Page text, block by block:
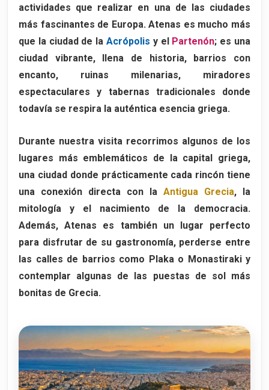
5. Plaza Syntagma
El Parlamento y el cambio de guardia
Hotel Grande Bretagne
El ambiente de la plaza
Qué ver durante la visita
Historia del Estadio Panathinaikó
Visitar el Estadio Panathinaikó en 2026
7. Calle Ermou
Qué ver en la calle Ermou
Iglesia de Panagia Kapnikarea
8. Jardines Nacionales y el Zappeion
Qué ver en esta zona de Atenas
Los Jardines Nacionales
9. Teatro de Dionisio
actividades que realizar en una de las ciudades
más fascinantes de Europa. Atenas es mucho más
que la ciudad de la Acrópolis y el Partenón; es una
ciudad vibrante, llena de historia, barrios con
encanto, ruinas milenarias, miradores
espectaculares y tabernas tradicionales donde
todavía se respira la auténtica esencia griega.
Durante nuestra visita recorrimos algunos de los
lugares más emblemáticos de la capital griega,
una ciudad donde prácticamente cada rincón tiene
una conexión directa con la Antigua Grecia, la
mitología y el nacimiento de la democracia.
Además, Atenas es también un lugar perfecto
para disfrutar de su gastronomía, perderse entre
las calles de barrios como Plakao Monastirakiy
contemplar algunas de las puestas de sol más
bonitas de Grecia.